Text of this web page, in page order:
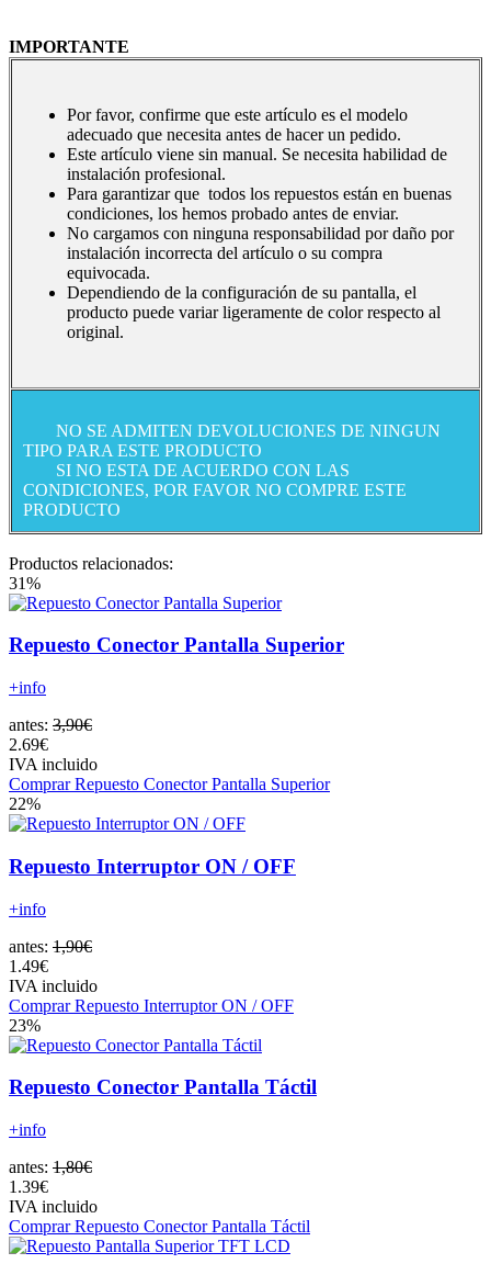
IMPORTANTE
Por favor, confirme que este artículo es el modelo
adecuado que necesita antes de hacer un pedido.
Este artículo viene sin manual. Se necesita habilidad de
instalación profesional.
Para garantizar que todos los repuestos están en buenas
condiciones, los hemos probado antes de enviar.
No cargamos con ninguna responsabilidad por daño por
instalación incorrecta del artículo o su compra
equivocada.
Dependiendo de la configuración de su pantalla, el
producto puede variar ligeramente de color respecto al
original.
NO SE ADMITEN DEVOLUCIONES DE NINGUN
TIPO PARA ESTE PRODUCTO
SI NO ESTA DE ACUERDO CON LAS
CONDICIONES, POR FAVOR NO COMPRE ESTE
PRODUCTO
Productos relacionados:
31%
Repuesto Conector Pantalla Superior
+info
antes: 3,90€
2.69€
IVA incluido
Comprar Repuesto Conector Pantalla Superior
22%
Repuesto Interruptor ON / OFF
+info
antes: 1,90€
1.49€
IVA incluido
Comprar Repuesto Interruptor ON / OFF
23%
Repuesto Conector Pantalla Táctil
+info
antes: 1,80€
1.39€
IVA incluido
Comprar Repuesto Conector Pantalla Táctil